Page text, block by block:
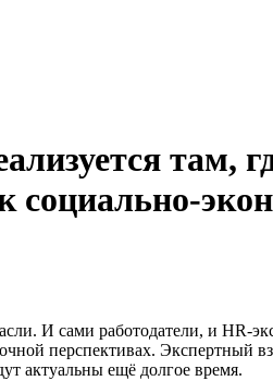
там,
И сами работодатели, и HR-
перспективах. Экспертный
актуальны ещё долгое время.